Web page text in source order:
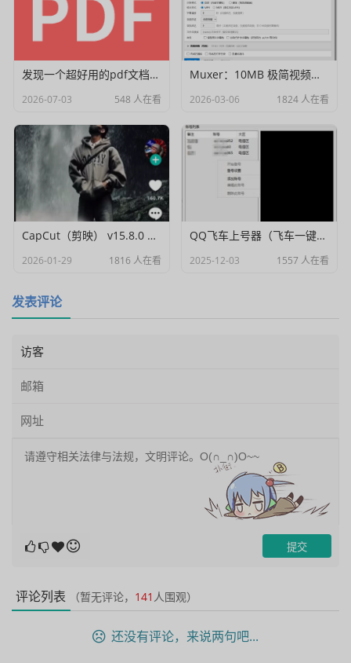
发现一个超好用的pdf文档编辑器
2026-07-03 548 人在看
Muxer：10MB 极简视频字幕批量封装工具 (单文件/绿色版)
2026-03-06 1824 人在看
CapCut（剪映） v15.8.0 国际高级会员解锁破解版
2026-01-29 1816 人在看
QQ飞车上号器（飞车一键登号器）V1.0
2025-12-03 1557 人在看
发表评论
评论列表 （暂无评论， 141 人围观）
还没有评论，来说两句吧...